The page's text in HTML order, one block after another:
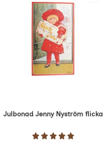
Julbonad Jenny Nyström flicka
Art. nr 1282 Betyg: 5 Stjärnor